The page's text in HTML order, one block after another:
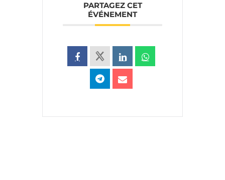
PARTAGEZ CET
ÉVÉNEMENT